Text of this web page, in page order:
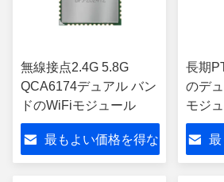
無線接点2.4G 5.8G
QCA6174デュアル バン
ドのWiFiモジュール
最もよい価格を得な
長期
のデ
モジ
片
最